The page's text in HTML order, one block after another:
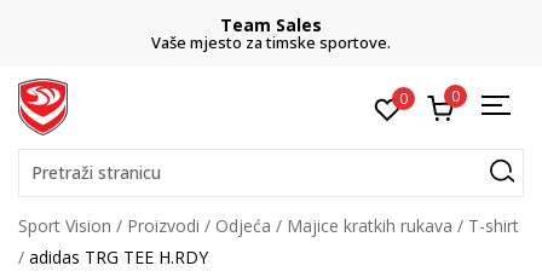
Team Sales
Vaše mjesto za timske sportove.
0 0
Pretraži stranicu
Sport Vision Proizvodi Odjeća Majice kratkih rukava
T-shirt
adidas TRG TEE H.RDY